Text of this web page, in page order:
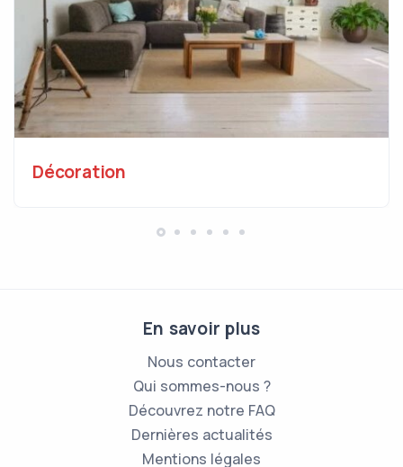
Décoration
En savoir plus
Nous contacter
Qui sommes-nous ?
Découvrez notre FAQ
Dernières actualités
Mentions légales